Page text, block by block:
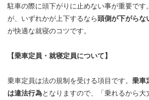
駐車の際に頭下がりに止めない事が重要で
が、いずれかが上下するなら頭側が下がらな
が快適な就寝のコツです。
【乗車定員・就寝定員について】
乗車定員は法の規制を受ける項目です。 乗車
は違法行為となりますので、「乗れるから